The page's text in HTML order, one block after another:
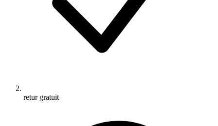
retur gratuit